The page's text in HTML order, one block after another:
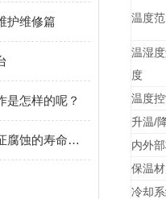
护维修篇
是怎样的呢？
雾试验箱的目的是为了验证腐蚀的寿命长短
温度
温湿
度
温度
升温/
内外
保温
冷却